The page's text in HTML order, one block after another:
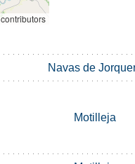
contributors
Navas de
Motilleja